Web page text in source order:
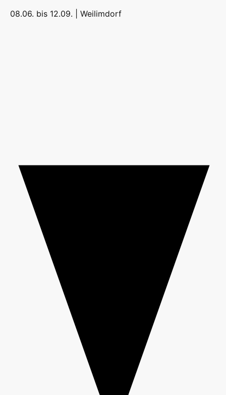
08.06. bis 12.09. | Weilimdorf